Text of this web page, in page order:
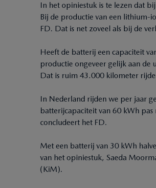
In het opiniestuk is te lezen dat
Bij de productie van een lithium-
FD. Dat is net zoveel als bij de
Heeft de batterij een capaciteit
productie ongeveer gelijk aan
Dat is ruim 43.000 kilometer
In Nederland rijden we per jaar
batterijcapaciteit van 60 kWh
concludeert het FD.
Met een batterij van 30 kWh
van het opiniestuk, Saeda
(KiM).